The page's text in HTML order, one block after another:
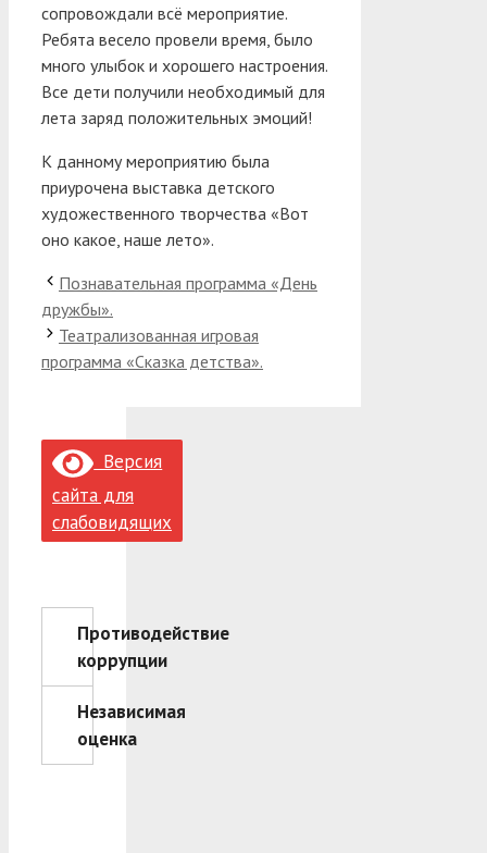
сопровождали всё мероприятие.
Ребята весело провели время, было
много улыбок и хорошего настроения.
Все дети получили необходимый для
лета заряд положительных эмоций!
К данному мероприятию была
приурочена выставка детского
художественного творчества «Вот
оно какое, наше лето».
Познавательная программа «День
дружбы».
Театрализованная игровая
программа «Сказка детства».
Версия
сайта для
слабовидящих
Противодействие
коррупции
Независимая
оценка